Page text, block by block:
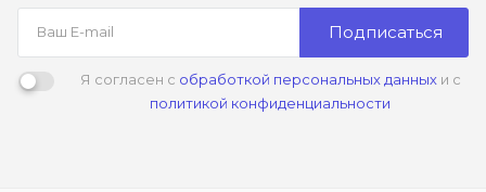
Подписаться
Я согласен с обработкой персональных данныхи с
политикой конфиденциальности